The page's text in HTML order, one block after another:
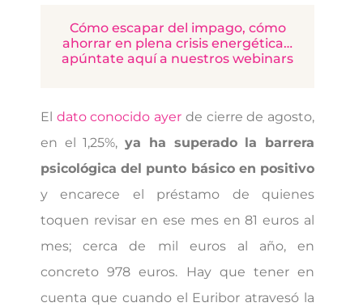
Cómo escapar del impago, cómo
ahorrar en plena crisis energética…
apúntate aquí a nuestros webinars
El dato conocido ayer de cierre de agosto,
en el 1,25%,ya ha superado la barrera
psicológica del punto básico en positivo
y encarece el préstamo de quienes
toquen revisar en ese mes en 81 euros al
mes; cerca de mil euros al año, en
concreto 978 euros. Hay que tener en
cuenta que cuando el Euribor atravesó la